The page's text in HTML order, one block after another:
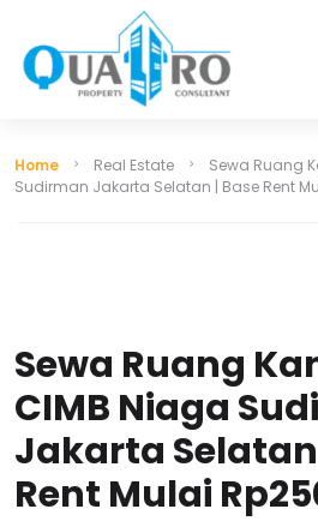
Home Real Estate
Sewa Ruang
Sudirman Jakarta Selatan | Base Rent
Sewa Ruang
CIMB Niaga
Jakarta Selatan
Rent Mulai